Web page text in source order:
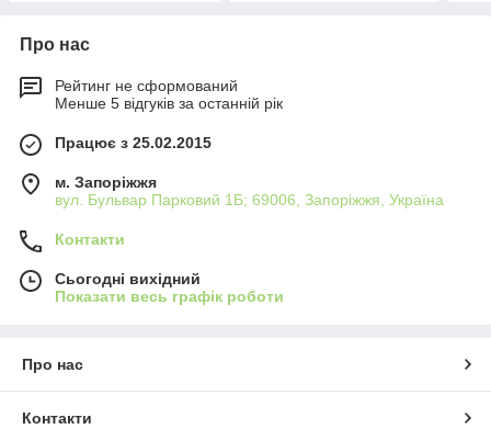
Про нас
Рейтинг не сформований
Менше 5 відгуків за останній рік
Працює з 25.02.2015
м. Запоріжжя
вул. Бульвар Парковий 1Б; 69006, Запоріжжя, Україна
Контакти
Сьогодні вихідний
Показати весь графік роботи
Про нас
Контакти